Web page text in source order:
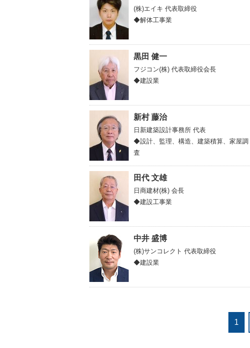
(株)エイキ 代表取締役
◆解体工事業
黒田 健一
フジコン(株) 代表取締役会長
◆建設業
新村 藤治
日新建築設計事務所 代表
◆設計、監理、構造、建築積算、家屋調
査
田代 文雄
日商建材(株) 会長
◆建設工事業
中井 盛博
(株)サンコレクト 代表取締役
◆建設業
1